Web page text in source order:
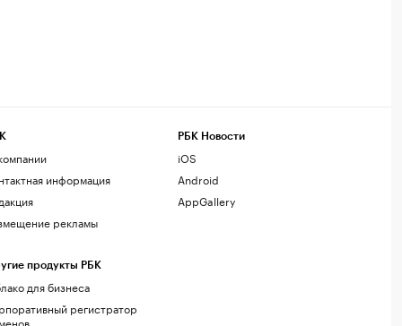
информация
рекламы
продукты РБК
для бизнеса
регистратор
РБК Новости
iOS
Android
AppGallery